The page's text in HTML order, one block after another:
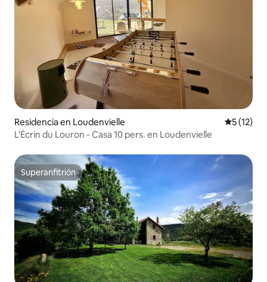
Residencia en Loudenvielle
5 (12)
L'Écrin du Louron - Casa 10 pers. en Loudenvielle
Superanfitrión
Superanfitrión